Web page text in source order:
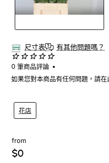
尺寸表 有其他問題嗎？
花店
0 筆商品評論 •
如果您對本商品有任何問題，請在
from
$0